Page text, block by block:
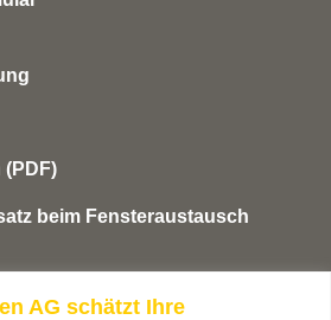
AG schätzt Ihre
beim Fensteraustausch